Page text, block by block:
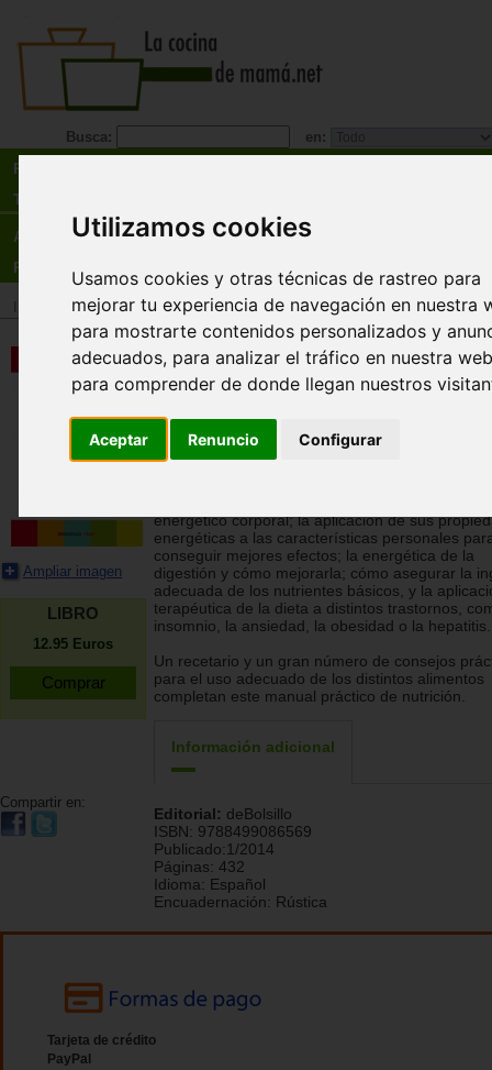
Utilizamos cookies
Usamos cookies y otras técnicas de rastreo para
mejorar tu experiencia de navegación en nuestra
para mostrarte contenidos personalizados y
adecuados, para analizar el tráfico en nuestra
para comprender de donde llegan nuestros
Aceptar Renuncio Configurar
Busca: en:
Recetas
Tienda
Actualidad
Registro
Tienda>Libros>Temas relacionados>Nutrición
Ampliar imagen
LIBRO
12.95 Euros
Compartir en:
Nutrición energética y
para una alimentación con
Jorge Pérez-Calvo Soler
Esta obra, fruto de veintitrés años de
terapias basadas en la dieta, sienta las bases
energético corporal; la aplicación de sus
energéticas a las características personales
conseguir mejores efectos; la energética de la
digestión y cómo mejorarla; cómo asegurar la
adecuada de los nutrientes básicos, y la
terapéutica de la dieta a distintos trastornos,
insomnio, la ansiedad, la obesidad o la hepatitis.
Un recetario y un gran número de consejos
para el uso adecuado de los distintos alimentos
completan este manual práctico de nutrición.
Información adicional
Editorial: deBolsillo
ISBN: 9788499086569
Publicado:1/2014
Páginas: 432
Idioma: Español
Encuadernación: Rústica
Tarjeta de crédito
PayPal